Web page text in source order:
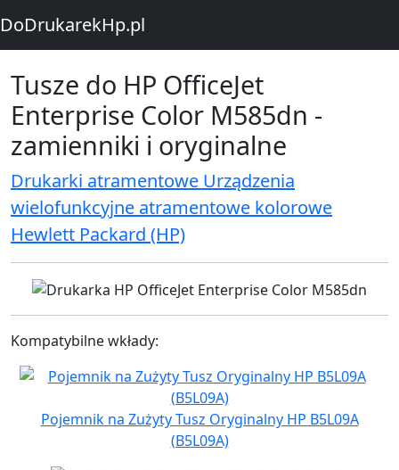
DoDrukarekHp.pl
Tusze do HP OfficeJet
Enterprise Color M585dn -
zamienniki i oryginalne
Drukarki atramentowe Urządzenia
wielofunkcyjne atramentowe kolorowe
Hewlett Packard (HP)
Kompatybilne wkłady:
Pojemnik na Zużyty Tusz Oryginalny HP B5L09A
(B5L09A)